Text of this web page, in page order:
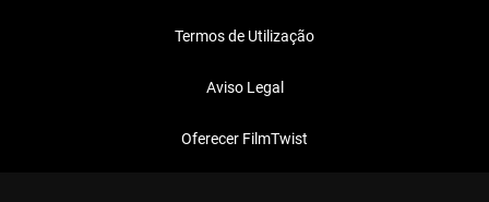
Termos de Utilização
Aviso Legal
Oferecer FilmTwist